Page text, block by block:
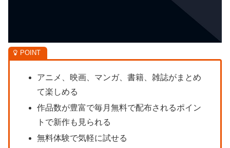
アニメ、映画、マンガ、書籍、雑誌がまとめ
て楽しめる
作品数が豊富で毎月無料で配布されるポイン
トで新作も見られる
無料体験で気軽に試せる